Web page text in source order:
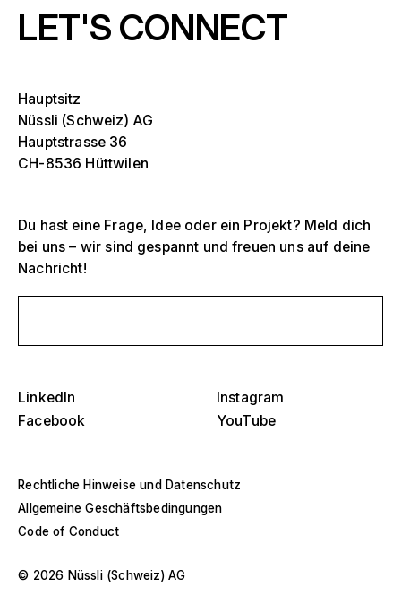
LET'S CONNECT
Hauptsitz
Nüssli (Schweiz) AG
Hauptstrasse 36
CH-8536 Hüttwilen
LinkedIn
Instagram
Facebook
YouTube
Du hast eine Frage, Idee oder ein Projekt? Meld dich
bei uns – wir sind gespannt und freuen uns auf deine
Nachricht!
© 2026 Nüssli (Schweiz) AG
Rechtliche Hinweise und Datenschutz
Allgemeine Geschäftsbedingungen
Code of Conduct
Tribünen, Stadien und Arenen
Bühnen
Hallenbau
Museen und Ausstellungen
Filter anwenden
–
Filter anwenden
Selektiere eine Region oder ein spezifisches
Land
Europa
Naher Osten und Afrika
Filter anwenden